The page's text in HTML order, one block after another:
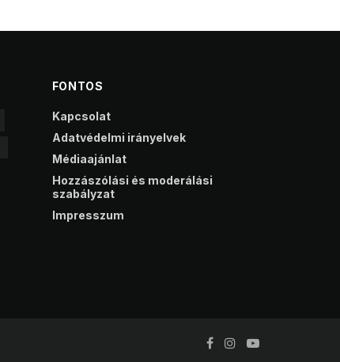
FONTOS
Kapcsolat
Adatvédelmi irányelvek
Médiaajánlat
Hozzászólási és moderálási
szabályzat
Impresszum